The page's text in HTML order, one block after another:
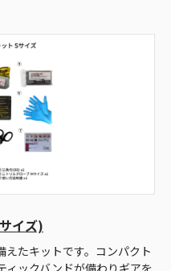
イズ)
たキットです。コンパクト